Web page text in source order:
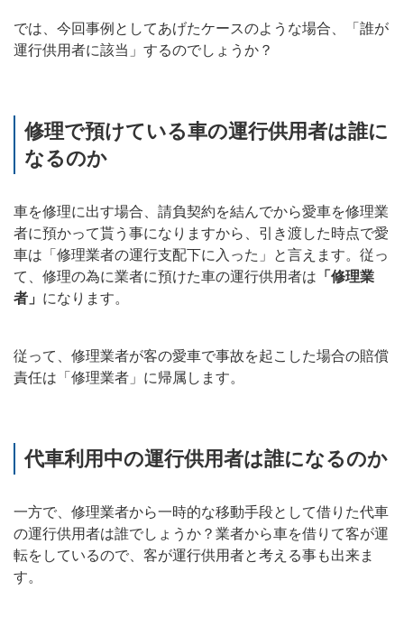
では、今回事例としてあげたケースのような場合、「誰が
運行供用者に該当」するのでしょうか？
修理で預けている車の運行供用者は誰に
なるのか
車を修理に出す場合、請負契約を結んでから愛車を修理業
者に預かって貰う事になりますから、引き渡した時点で愛
車は「修理業者の運行支配下に入った」と言えます。従っ
て、修理の為に業者に預けた車の運行供用者は 「修理業
者」 になります。
従って、修理業者が客の愛車で事故を起こした場合の賠償
責任は「修理業者」に帰属します。
代車利用中の運行供用者は誰になるのか
一方で、修理業者から一時的な移動手段として借りた代車
の運行供用者は誰でしょうか？業者から車を借りて客が運
転をしているので、客が運行供用者と考える事も出来ま
す。